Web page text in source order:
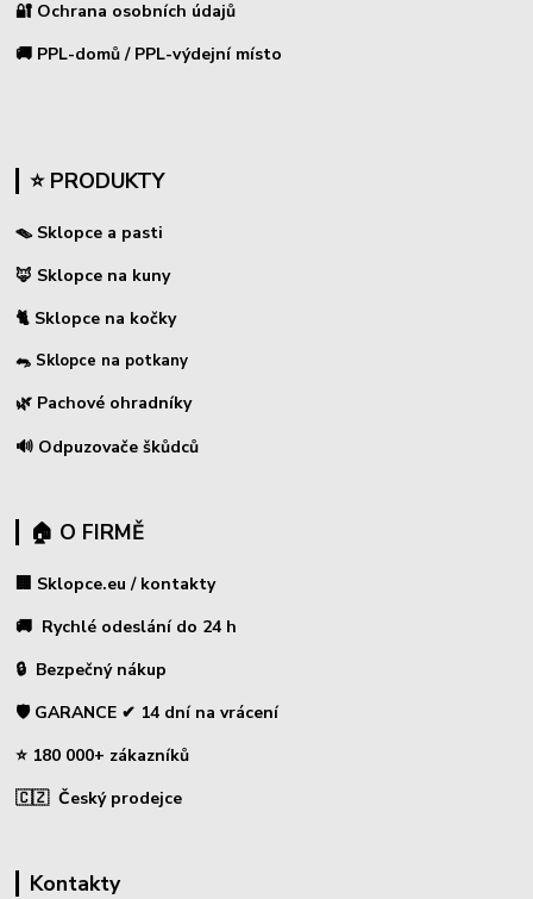
🔐 Ochrana osobních údajů
🚚 PPL-domů / PPL-výdejní místo
⭐ PRODUKTY
🪤 Sklopce a pasti
🦊 Sklopce na kuny
🐈 Sklopce na kočky
🐀 Sklopce na potkany
🌿 Pachové ohradníky
🔊 Odpuzovače škůdců
🏠 O FIRMĚ
🏢 Sklopce.eu / kontakty
🚚 Rychlé odeslání do 24 h
🔒 Bezpečný nákup
🛡️ GARANCE ✔ 14 dní na vrácení
⭐ 180 000+ zákazníků
🇨🇿 Český prodejce
Kontakty